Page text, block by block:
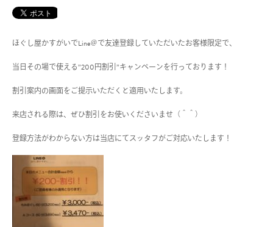
ほぐし屋かすがいでLine＠で友達登録していただいたお客様限定で、
当日その場で使える”200円割引”キャンペーンを行っております！
割引案内の画面をご提示いただくと適用いたします。
来店される際は、ぜひ割引をお使いくださいませ（＾＾）
登録方法がわからない方は当店にてスッタフがご対応いたします！